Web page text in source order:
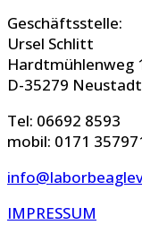
Geschäftsstelle:
Ursel Schlitt
Hardtmühlenweg
D-35279
Tel: 06692 8593
mobil: 0171
IMPRESSUM